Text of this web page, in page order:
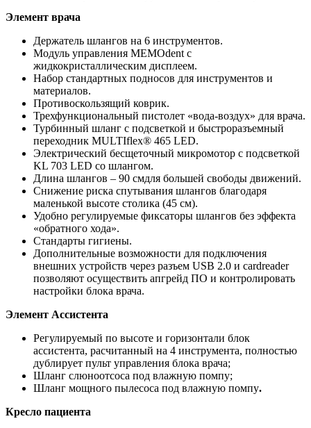
Элемент врача
Держатель шлангов на 6 инструментов.
Модуль управления MEMOdent с
жидкокристаллическим дисплеем.
Набор стандартных подносов для инструментов и
материалов.
Противоскользящий коврик.
Трехфункциональный пистолет «вода-воздух» для врача.
Турбинный шланг с подсветкой и быстроразъемный
переходник MULTIflex® 465 LED.
Электрический бесщеточный микромотор с подсветкой
KL 703 LED со шлангом.
Длина шлангов – 90 смдля большей свободы движений.
Снижение риска спутывания шлангов благодаря
маленькой высоте столика (45 см).
Удобно регулируемые фиксаторы шлангов без эффекта
«обратного хода».
Стандарты гигиены.
Дополнительные возможности для подключения
внешних устройств через разъем USB 2.0 и сardreаder
позволяют осуществить апгрейд ПО и контролировать
настройки блока врача.
Элемент Ассистента
Регулируемый по высоте и горизонтали блок
ассистента, расчитанный на 4 инструмента, полностью
дублирует пульт управления блока врача;
Шланг слюноотсоса под влажную помпу;
Шланг мощного пылесоса под влажную помпу.
Кресло пациента